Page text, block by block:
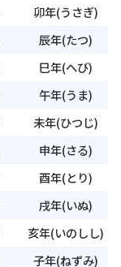
卯年(うさぎ)
辰年(たつ)
巳年(へび)
午年(うま)
未年(ひつじ)
申年(さる)
酉年(とり)
戌年(いぬ)
亥年(いのしし)
子年(ねずみ)